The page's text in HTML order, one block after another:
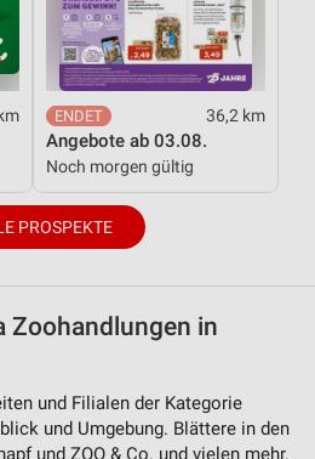
36,2 km
Angebote ab 03.08.
Noch morgen gültig
PROSPEKTE
Zoohandlungen in
und Filialen der Kategorie
und Umgebung. Blättere in den
und ZOO & Co. und vielen mehr.